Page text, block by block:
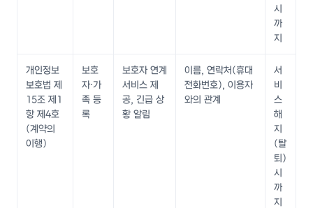
시
까
지
개인정보
보호법 제
15조 제1
항 제4호
(계약의
이행)
보호
자·가
족 등
록
보호자 연계
서비스 제
공, 긴급 상
황 알림
이름, 연락처(휴대
전화번호), 이용자
와의 관계
서
비
스
해
지
(탈
퇴)
시
까
지